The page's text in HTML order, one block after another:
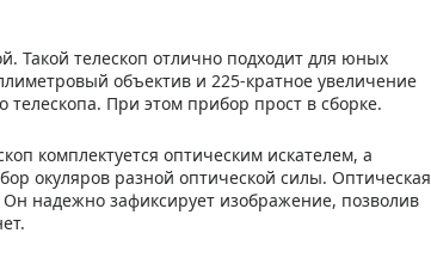
Такой телескоп отлично подходит для юных
объектив и 225-кратное увеличение
телескопа. При этом прибор прост в сборке.
комплектуется оптическим искателем, а
окуляров разной оптической силы. Оптическая
надежно зафиксирует изображение, позволив